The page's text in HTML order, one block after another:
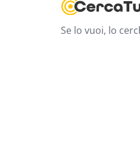
Se lo vuoi, lo